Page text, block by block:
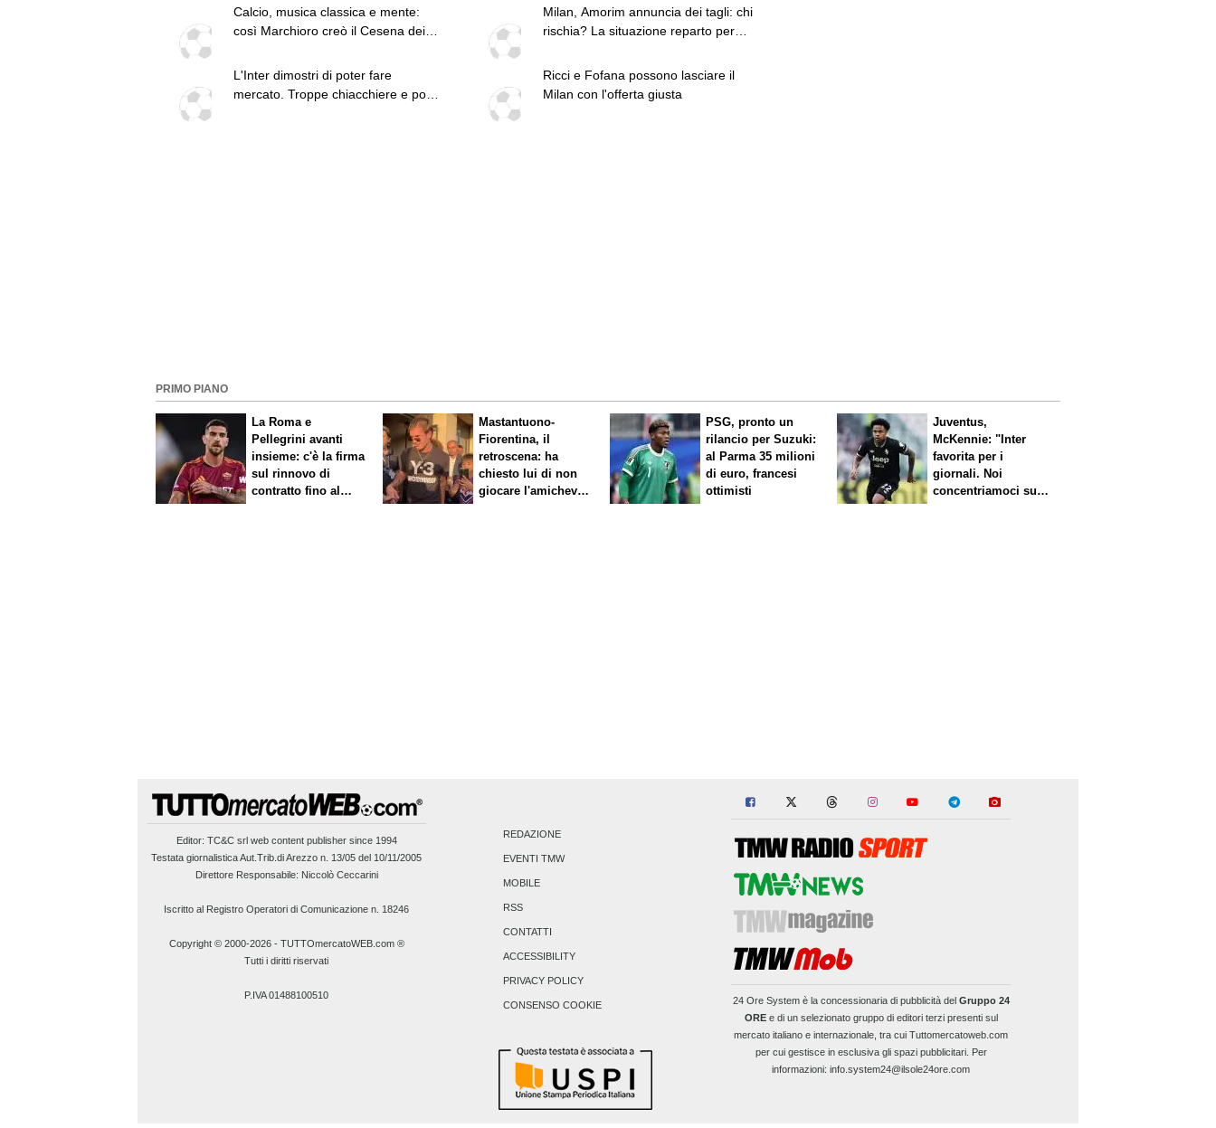
Calcio, musica classica e mente:
così Marchioro creò il Cesena dei
Milan, Amorim annuncia dei tagli: chi
rischia? La situazione reparto per
L'Inter dimostri di poter fare
mercato. Troppe chiacchiere e pochi
Ricci e Fofana possono lasciare il
Milan con l'offerta giusta
PRIMO PIANO
La Roma e
Pellegrini avanti
insieme: c'è la firma
sul rinnovo di
contratto fino al
Mastantuono-
Fiorentina, il
retroscena: ha
chiesto lui di non
giocare l'amichevole
PSG, pronto un
rilancio per Suzuki:
al Parma 35 milioni
di euro, francesi
ottimisti
Juventus,
McKennie: "Inter
favorita per i
giornali. Noi
concentriamoci sul
Editor: TC&C srlweb content publisher since 1994
Testata giornalistica Aut.Trib.di Arezzo n. 13/05 del 10/11/2005
Direttore Responsabile: Niccolò Ceccarini
Iscritto al Registro Operatori di Comunicazione n. 18246
Copyright © 2000-2026- TUTTOmercatoWEB.com ®
Tutti i diritti riservati
P.IVA 01488100510
REDAZIONE
EVENTI TMW
MOBILE
RSS
CONTATTI
ACCESSIBILITY
PRIVACY POLICY
CONSENSO COOKIE 24 Ore Systemè la concessionaria di pubblicità del Gruppo 24
OREe di un selezionato gruppo di editori terzi presenti sul
mercato italiano e internazionale, tra cui Tuttomercatoweb.com
per cui gestisce in esclusiva gli spazi pubblicitari. Per
informazioni: info.system24@ilsole24ore.com